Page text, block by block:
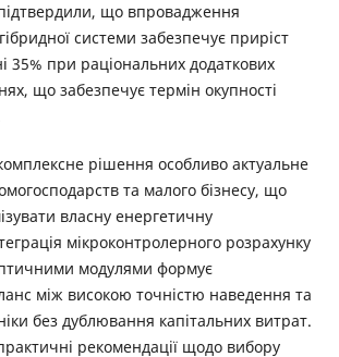
що впровадження
системи забезпечує приріст
35% при раціональних додаткових
що забезпечує термін окупності
рішення особливо актуальне
та малого бізнесу, що
власну енергетичну
мікроконтролерного розрахунку
модулями формує
між високою точністю наведення та
без дублювання капітальних витрат.
рекомендації щодо вибору